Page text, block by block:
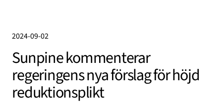
Sunpine kommenterar
regeringens nya förslag för höjd
reduktionsplikt
2024-09-02